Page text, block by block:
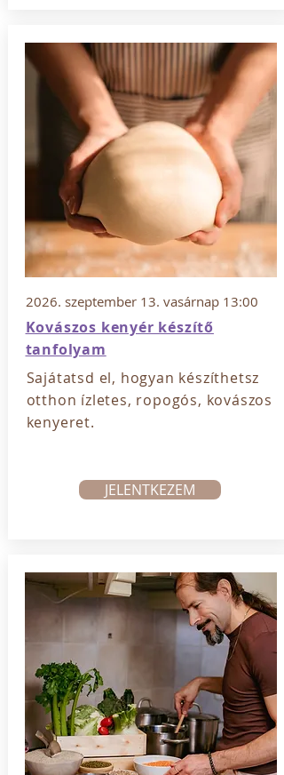
2026. szeptember 13. vasárnap 13:00
Kovászos kenyér készítő
tanfolyam
Sajátatsd el, hogyan készíthetsz
otthon ízletes, ropogós, kovászos
kenyeret.
JELENTKEZEM